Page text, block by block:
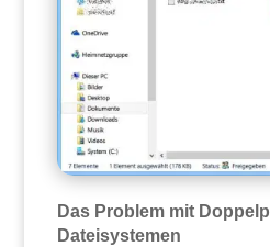
Das Problem mit
Dateisystemen